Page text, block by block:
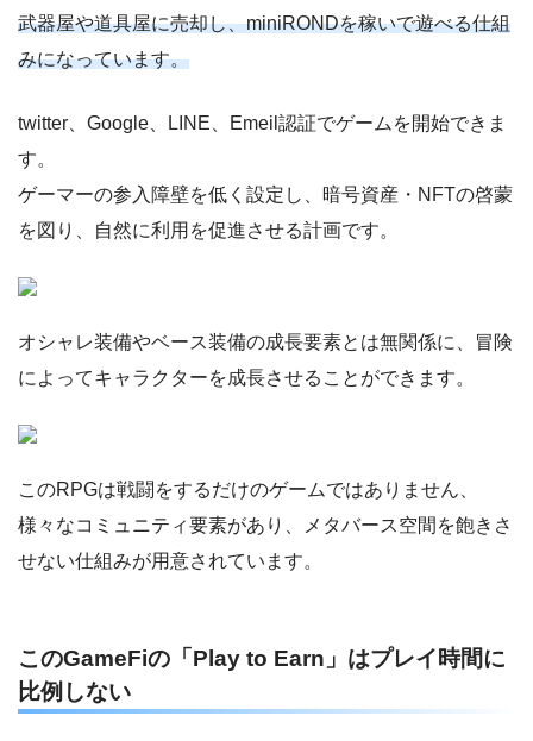
武器屋や道具屋に売却し、miniRONDを稼いで遊べる仕組
みになっています。
twitter、Google、LINE、Emeil認証でゲームを開始できま
す。
ゲーマーの参入障壁を低く設定し、暗号資産・NFTの啓蒙
を図り、自然に利用を促進させる計画です。
オシャレ装備やベース装備の成長要素とは無関係に、冒険
によってキャラクターを成長させることができます。
このRPGは戦闘をするだけのゲームではありません、
様々なコミュニティ要素があり、メタバース空間を飽きさ
せない仕組みが用意されています。
このGameFiの「Play to Earn」はプレイ時間に
比例しない